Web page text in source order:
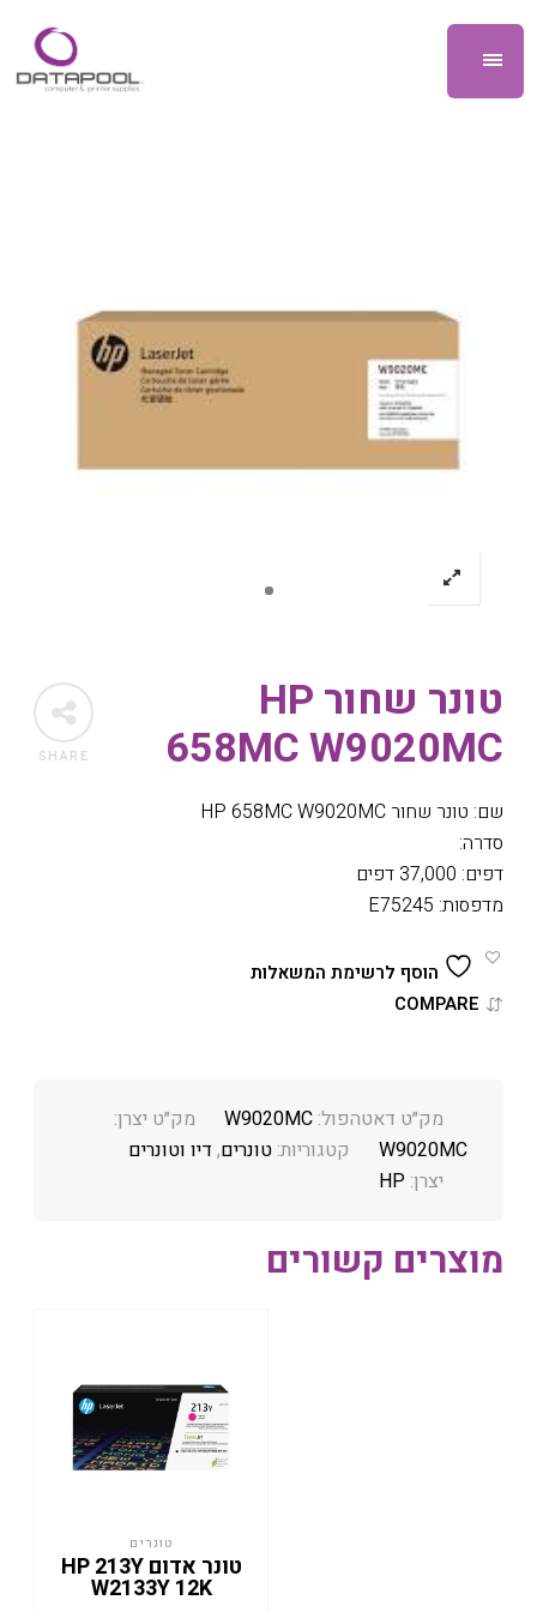
SHARE
טונר שחור HP
658MC W9020MC
שם: טונר שחור HP 658MC W9020MC
סדרה:
דפים: 37,000 דפים
מדפסות: E75245
הוסף לרשימת המשאלות
COMPARE
מק״ט דאטהפול:W9020MC
מק״ט יצרן:
W9020MC
קטגוריות:טונרים, דיו וטונרים
יצרן:HP
מוצרים קשורים
טונרים
טונר אדום HP 213Y
W2133Y 12K